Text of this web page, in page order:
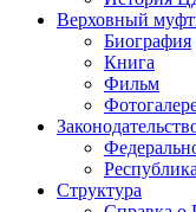
Верховный
Биография
Книга
Фильм
Структура